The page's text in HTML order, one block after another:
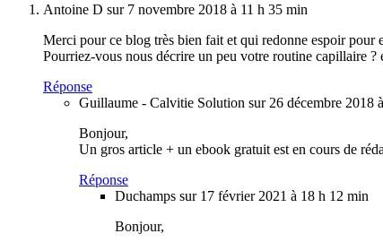
Antoine D sur 7 novembre 2018 à 11 h 35 min
Merci pour ce blog très bien fait et qui redonne espoir pour
Pourriez-vous nous décrire un peu votre routine capillaire ?
Réponse
Guillaume - Calvitie Solution sur 26 décembre 2018
Bonjour,
Un gros article + un ebook gratuit est en cours de
Réponse
Duchamps sur 17 février 2021 à 18 h 12 min
Bonjour,